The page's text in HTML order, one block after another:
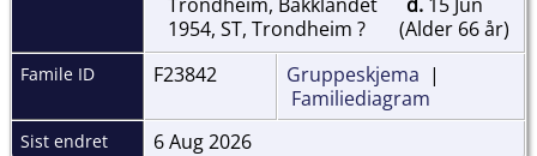
1954, ST, Trondheim ?
(Alder 66 år)
Famile ID F23842 Gruppeskjema |
Familiediagram
Sist endret 6 Aug 2026